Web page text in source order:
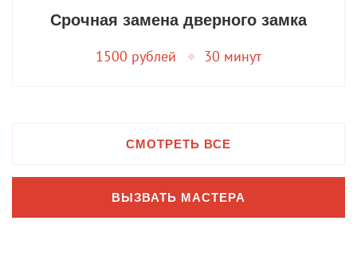
Срочная замена дверного замка
1500 рублей 30 минут
СМОТРЕТЬ ВСЕ
ВЫЗВАТЬ МАСТЕРА